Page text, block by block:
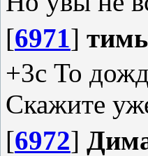
[6971]
+3с То
Скажите
[6972]